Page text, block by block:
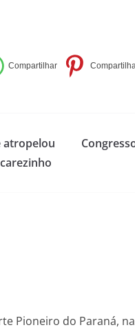
atropelou
Pioneiro do Paraná,